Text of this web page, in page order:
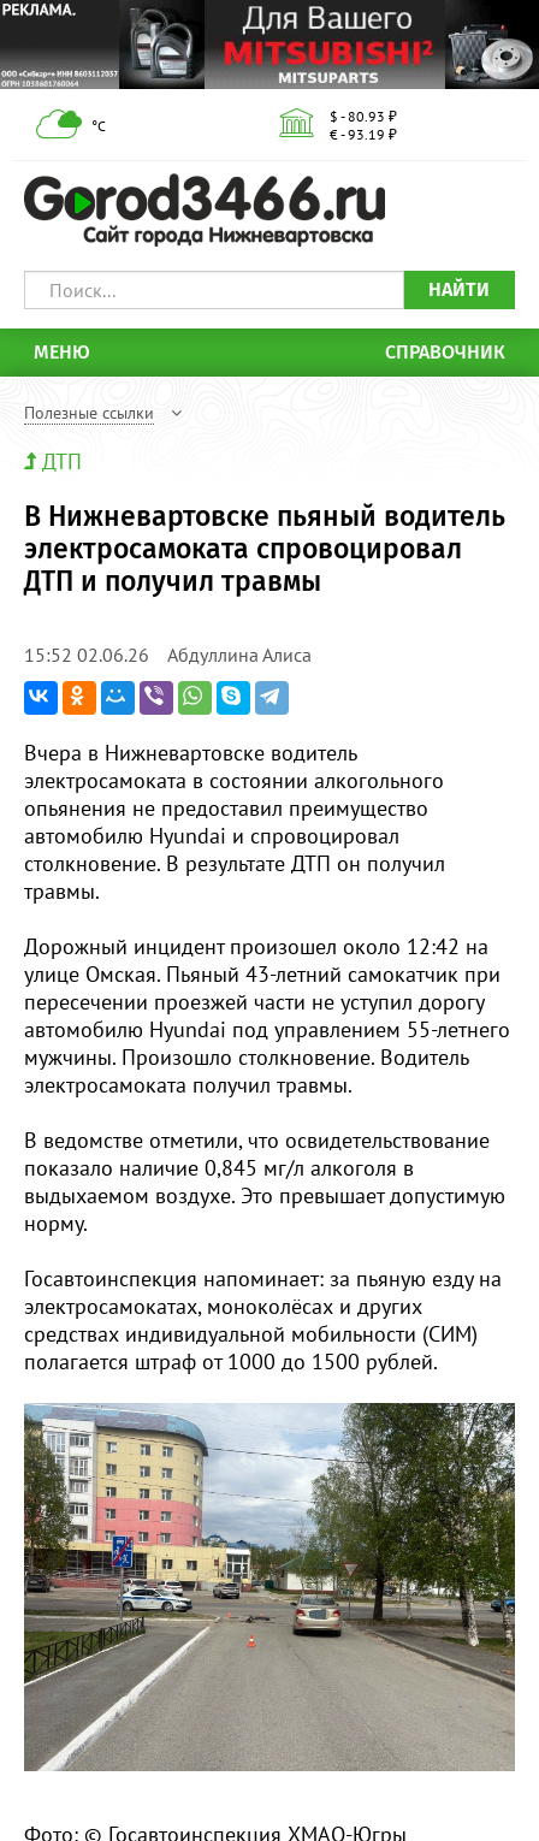
°С
$ - 80.93 ₽
€ - 93.19 ₽
НАЙТИ
МЕНЮ СПРАВОЧНИК
Полезные ссылки
ДТП
В Нижневартовске пьяный водитель
электросамоката спровоцировал
ДТП и получил травмы
15:52 02.06.26 Абдуллина Алиса
Вчера в Нижневартовске водитель
электросамоката в состоянии алкогольного
опьянения не предоставил преимущество
автомобилю Hyundai и спровоцировал
столкновение. В результате ДТП он получил
травмы.
Дорожный инцидент произошел около 12:42 на
улице Омская. Пьяный 43-летний самокатчик при
пересечении проезжей части не уступил дорогу
автомобилю Hyundai под управлением 55-летнего
мужчины. Произошло столкновение. Водитель
электросамоката получил травмы.
В ведомстве отметили, что освидетельствование
показало наличие 0,845 мг/л алкоголя в
выдыхаемом воздухе. Это превышает допустимую
норму.
Госавтоинспекция напоминает: за пьяную езду на
электросамокатах, моноколёсах и других
средствах индивидуальной мобильности (СИМ)
полагается штраф от 1000 до 1500 рублей.
Фото: © Госавтоинспекция ХМАО-Югры